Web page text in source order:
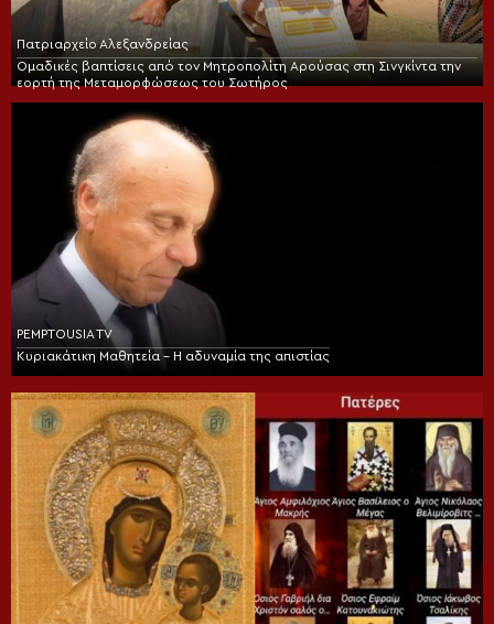
Πατριαρχείο Αλεξανδρείας
Ομαδικές βαπτίσεις από τον Μητροπολίτη Αρούσας στη Σινγκίντα την
εορτή της Μεταμορφώσεως του Σωτήρος
PEMPTOUSIA TV
Κυριακάτικη Μαθητεία – Η αδυναμία της απιστίας